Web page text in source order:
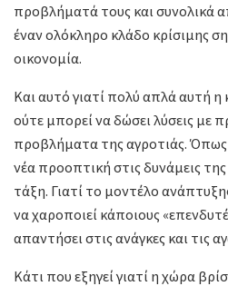
προβλήματά τους και συνολικά
έναν ολόκληρο κλάδο κρίσιμης
οικονομία.
Και αυτό γιατί πολύ απλά αυτή η
ούτε μπορεί να δώσει λύσεις με
προβλήματα της αγροτιάς. Όπως
νέα προοπτική στις δυνάμεις
τάξη. Γιατί το μοντέλο
να χαροποιεί κάποιους
απαντήσει στις ανάγκες και τις
Κάτι που εξηγεί γιατί η χώρα